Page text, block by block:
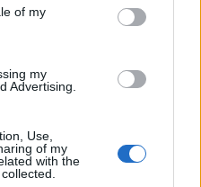
of my
my
Advertising.
Use,
of my
with the